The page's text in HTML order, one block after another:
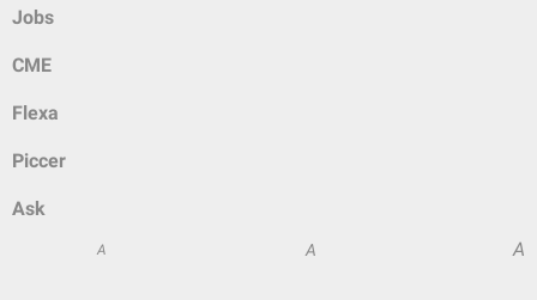
Jobs
CME
Flexa
Piccer
Ask
A A A